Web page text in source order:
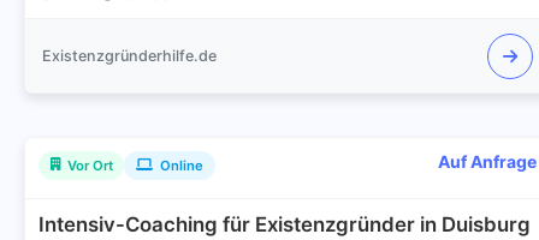
Existenzgründerhilfe.de
Vor Ort Online Auf Anfrage
Intensiv-Coaching für Existenzgründer in Duisburg